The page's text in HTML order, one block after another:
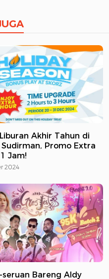
Akhir Tahun di
Sudirman, Promo Extra
Jam!
2024
seruan Bareng Aldy